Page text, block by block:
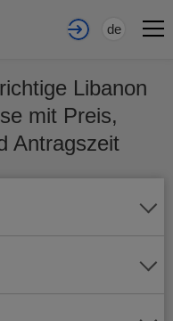
de
Libanon
mit Preis,
Antragszeit